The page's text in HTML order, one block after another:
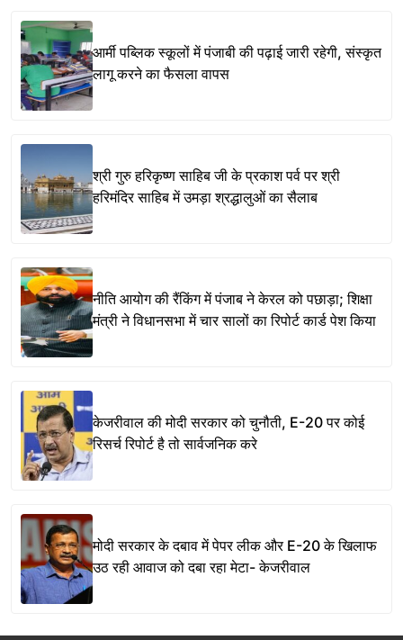
आर्मी पब्लिक स्कूलों में पंजाबी की पढ़ाई जारी रहेगी, संस्कृत
लागू करने का फैसला वापस
श्री गुरु हरिकृष्ण साहिब जी के प्रकाश पर्व पर श्री
हरिमंदिर साहिब में उमड़ा श्रद्धालुओं का सैलाब
नीति आयोग की रैंकिंग में पंजाब ने केरल को पछाड़ा; शिक्षा
मंत्री ने विधानसभा में चार सालों का रिपोर्ट कार्ड पेश किया
केजरीवाल की मोदी सरकार को चुनौती, E-20 पर कोई
रिसर्च रिपोर्ट है तो सार्वजनिक करे
मोदी सरकार के दबाव में पेपर लीक और E-20 के खिलाफ
उठ रही आवाज को दबा रहा मेटा- केजरीवाल